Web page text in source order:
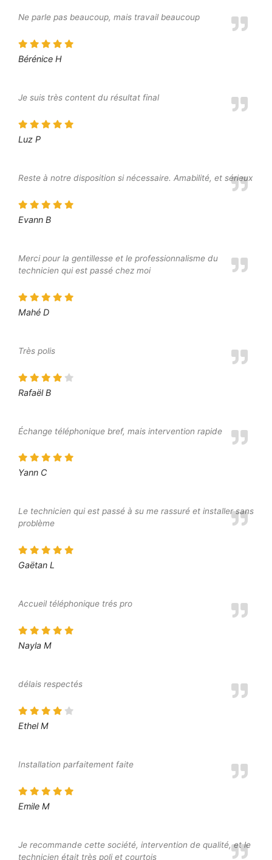
Ne parle pas beaucoup, mais travail beaucoup
Bérénice H
Je suis très content du résultat final
Luz P
Reste à notre disposition si nécessaire. Amabilité, et sérieux
Evann B
Merci pour la gentillesse et le professionnalisme du
technicien qui est passé chez moi
Mahé D
Très polis
Rafaël B
Échange téléphonique bref, mais intervention rapide
Yann C
Le technicien qui est passé à su me rassuré et installer sans
problème
Gaëtan L
Accueil téléphonique trés pro
Nayla M
délais respectés
Ethel M
Installation parfaitement faite
Emile M
Je recommande cette société, intervention de qualité, et le
technicien était très poli et courtois